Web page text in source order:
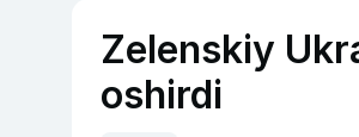
Zelenskiy
oshirdi